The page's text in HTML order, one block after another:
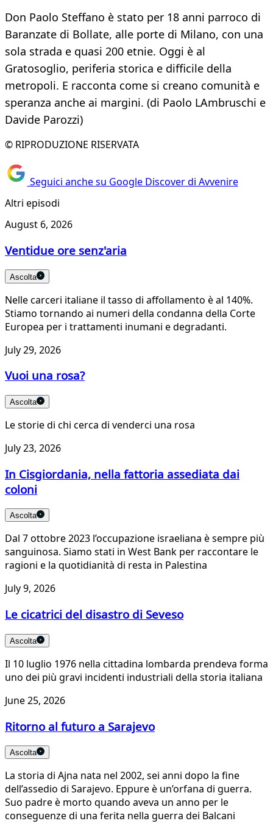
Don Paolo Steffano è stato per 18 anni parroco di
Baranzate di Bollate, alle porte di Milano, con una
sola strada e quasi 200 etnie. Oggi è al
Gratosoglio, periferia storica e difficile della
metropoli. E racconta come si creano comunità e
speranza anche ai margini. (di Paolo LAmbruschi e
Davide Parozzi)
© RIPRODUZIONE RISERVATA
Seguici anche su Google Discover di Avvenire
Altri episodi
August 6, 2026
Ventidue ore senz'aria
Ascolta
Nelle carceri italiane il tasso di affollamento è al 140%.
Stiamo tornando ai numeri della condanna della Corte
Europea per i trattamenti inumani e degradanti.
July 29, 2026
Vuoi una rosa?
Ascolta
Le storie di chi cerca di venderci una rosa
July 23, 2026
In Cisgiordania, nella fattoria assediata dai
coloni
Ascolta
Dal 7 ottobre 2023 l’occupazione israeliana è sempre più
sanguinosa. Siamo stati in West Bank per raccontare le
ragioni e la quotidianità di resta in Palestina
July 9, 2026
Le cicatrici del disastro di Seveso
Ascolta
Il 10 luglio 1976 nella cittadina lombarda prendeva forma
uno dei più gravi incidenti industriali della storia italiana
June 25, 2026
Ritorno al futuro a Sarajevo
Ascolta
La storia di Ajna nata nel 2002, sei anni dopo la fine
dell’assedio di Sarajevo. Eppure è un’orfana di guerra.
Suo padre è morto quando aveva un anno per le
conseguenze di una ferita nella guerra dei Balcani